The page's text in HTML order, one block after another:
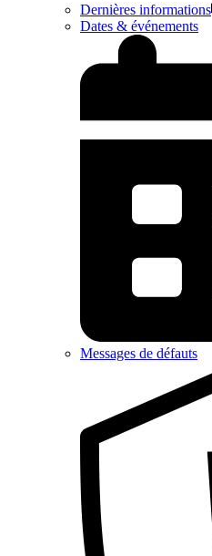
Dernières informations
Dates & événements
Messages de défauts